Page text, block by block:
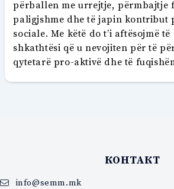
përballen me urrejtje, përmbajtje
paligjshme dhe të japin kontribut
sociale. Me këtë do t’i aftësojmë
shkathtësi që u nevojiten për të
qytetarë pro-aktivë dhe të
КОНТАКТ
info@semm.mk